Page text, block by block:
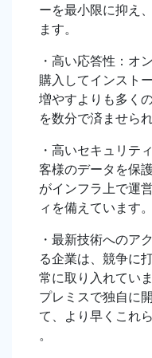
ーを最小限に抑え
ます。
・高い応答性：オ
購入してインスト
増やすよりも多く
を数分で済ませられ
・高いセキュリテ
客様のデータを保
がインフラ上で運
ィを備えています。
・最新技術へのア
る企業は、競争に
常に取り入れてい
プレミスで独自に
て、より早くこれ
。